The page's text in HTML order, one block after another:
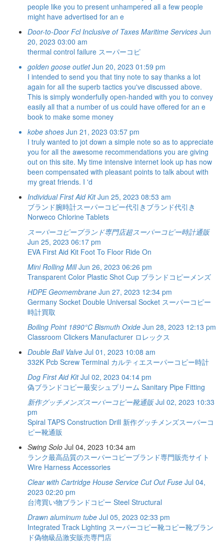
people like you to present unhampered all a few people
might have advertised for an e
Door-to-Door Fcl Inclusive of Taxes Maritime Services Jun
20, 2023 03:00 am
thermal control failure スーパーコピ
golden goose outlet Jun 20, 2023 01:59 pm
I intended to send you that tiny note to say thanks a lot
again for all the superb tactics you've discussed above.
This is simply wonderfully open-handed with you to convey
easily all that a number of us could have offered for an e
book to make some money
kobe shoes Jun 21, 2023 03:57 pm
I truly wanted to jot down a simple note so as to appreciate
you for all the awesome recommendations you are giving
out on this site. My time intensive internet look up has now
been compensated with pleasant points to talk about with
my great friends. I 'd
Individual First Aid Kit Jun 25, 2023 08:53 am
ブランド腕時計スーパーコピー代引きブランド代引き
Norweco Chlorine Tablets
スーパーコピーブランド専門店超スーパーコピー時計通販
Jun 25, 2023 06:17 pm
EVA First Aid Kit Foot To Floor Ride On
Mini Rolling Mill Jun 26, 2023 06:26 pm
Transparent Color Plastic Shot Cup ブランドコピーメンズ
HDPE Geomembrane Jun 27, 2023 12:34 pm
Germany Socket Double Universal Socket スーパーコピー
時計買取
Boiling Point 1890°C Bismuth Oxide Jun 28, 2023 12:13 pm
Classroom Clickers Manufacturer ロレックス
Double Ball Valve Jul 01, 2023 10:08 am
332K Pcb Screw Terminal カルティエスーパーコピー時計
Dog First Aid Kit Jul 02, 2023 04:14 pm
偽ブランドコピー最安シュプリーム Sanitary Pipe Fitting
新作グッチメンズスーパーコピー靴通販 Jul 02, 2023 10:33
pm
Spiral TAPS Construction Drill 新作グッチメンズスーパーコ
ピー靴通販
Swing Solo Jul 04, 2023 10:34 am
ランク最高品質のスーパーコピーブランド専門販売サイト
Wire Harness Accessories
Clear with Cartridge House Service Cut Out Fuse Jul 04,
2023 02:20 pm
台湾買い物ブランドコピー Steel Structural
Drawn aluminum tube Jul 05, 2023 02:33 pm
Integrated Track Lighting スーパーコピー靴コピー靴ブラン
ド偽物級品激安販売専門店